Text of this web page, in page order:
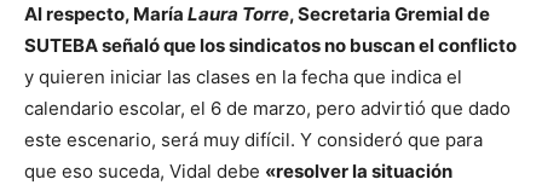
Al respecto, María Laura Torre, Secretaria Gremial de
SUTEBA señaló que los sindicatos no buscan el conflicto
y quieren iniciar las clases en la fecha que indica el
calendario escolar, el 6 de marzo, pero advirtió que dado
este escenario, será muy difícil. Y consideró que para
que eso suceda, Vidal debe «resolver la situación